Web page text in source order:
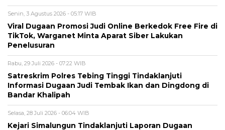
Senin, 3 Agustus 2026 - 05:17 WIB
Viral Dugaan Promosi Judi Online Berkedok Free Fire di
TikTok, Warganet Minta Aparat Siber Lakukan
Penelusuran
Rabu, 29 Juli 2026 - 07:22 WIB
Satreskrim Polres Tebing Tinggi Tindaklanjuti
Informasi Dugaan Judi Tembak Ikan dan Dingdong di
Bandar Khalipah
Selasa, 28 Juli 2026 - 06:04 WIB
Kejari Simalungun Tindaklanjuti Laporan Dugaan